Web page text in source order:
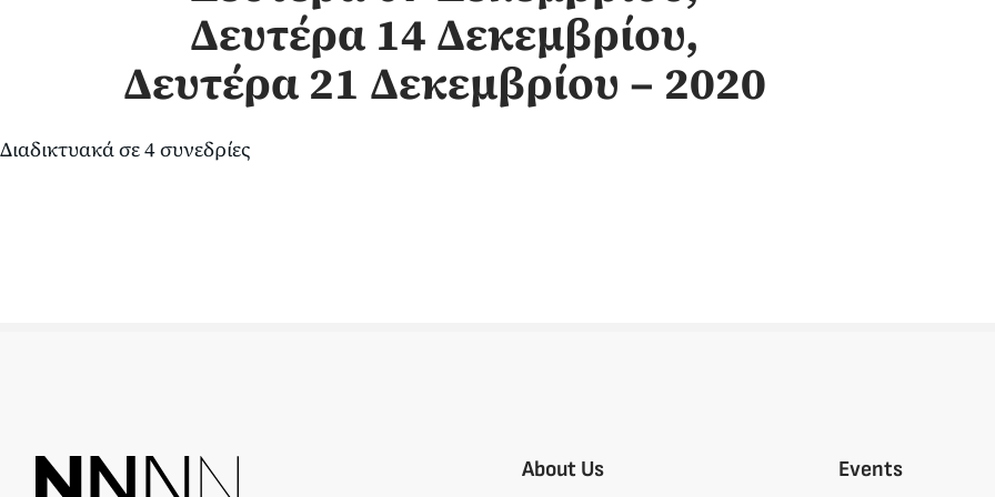
Δευτέρα 14 Δεκεμβρίου,
Δευτέρα 21 Δεκεμβρίου – 2020
Διαδικτυακά σε 4 συνεδρίες
About Us Events